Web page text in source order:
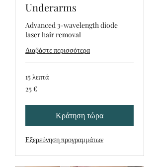
Underarms
Advanced 3-wavelength diode
laser hair removal
Διαβάστε περισσότερα
15 λεπτά
ευρώ
25 €
Κράτηση τώρα
Εξερεύνηση προγραμμάτων